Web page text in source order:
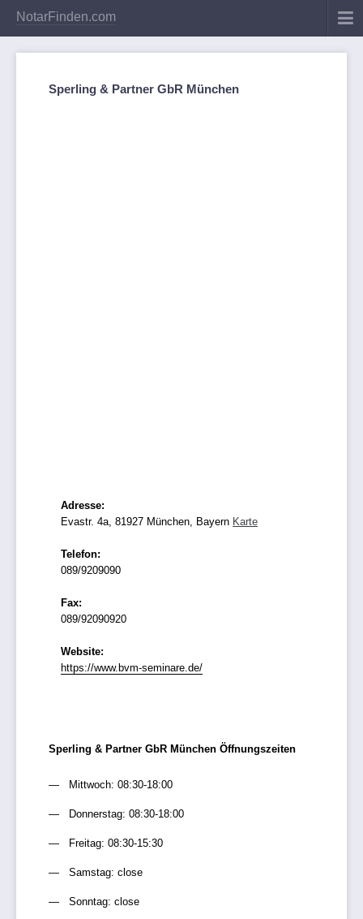
NotarFinden.com
Sperling & Partner GbR München
Adresse:
Evastr. 4a, 81927 München, Bayern Karte
Telefon:
089/9209090
Fax:
089/92090920
Website:
https://www.bvm-seminare.de/
Sperling & Partner GbR München Öffnungszeiten
Mittwoch: 08:30-18:00
Donnerstag: 08:30-18:00
Freitag: 08:30-15:30
Samstag: close
Sonntag: close